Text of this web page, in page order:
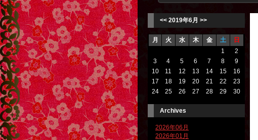
<< 2019年6月 >>
月 火 水 木 金 土
日
1
2
3
4 5 6 7 8
9
10
11 12 13 14 15
16
17
18 19 20 21 22
23
24
25 26 27 28 29 30
Archives
2026年06月
2026年01月